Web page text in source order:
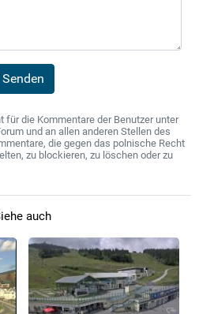
für die Kommentare der Benutzer unter
und an allen anderen Stellen des
die gegen das polnische Recht
zu blockieren, zu löschen oder zu
auch